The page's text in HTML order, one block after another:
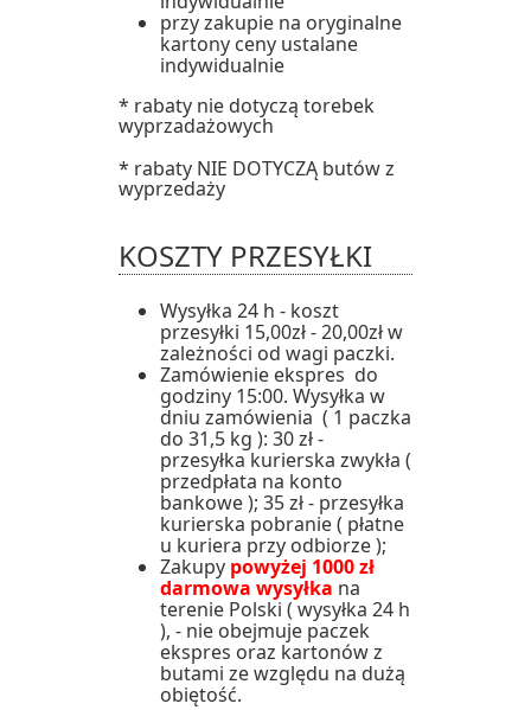
przy zakupie na oryginalne
kartony ceny ustalane
indywidualnie
* rabaty nie dotyczą torebek
wyprzadażowych
* rabaty NIE DOTYCZĄ butów z
wyprzedaży
KOSZTY PRZESYŁKI
Wysyłka 24 h - koszt
przesyłki 15,00zł - 20,00zł w
zależności od wagi paczki.
Zamówienie ekspres do
godziny 15:00. Wysyłka w
dniu zamówienia ( 1 paczka
do 31,5 kg ): 30 zł -
przesyłka kurierska zwykła (
przedpłata na konto
bankowe ); 35 zł - przesyłka
kurierska pobranie ( płatne
u kuriera przy odbiorze );
Zakupy powyżej 1000 zł
darmowa wysyłka na
terenie Polski ( wysyłka 24 h
), - nie obejmuje paczek
ekspres oraz kartonów z
butami ze względu na dużą
obiętość.